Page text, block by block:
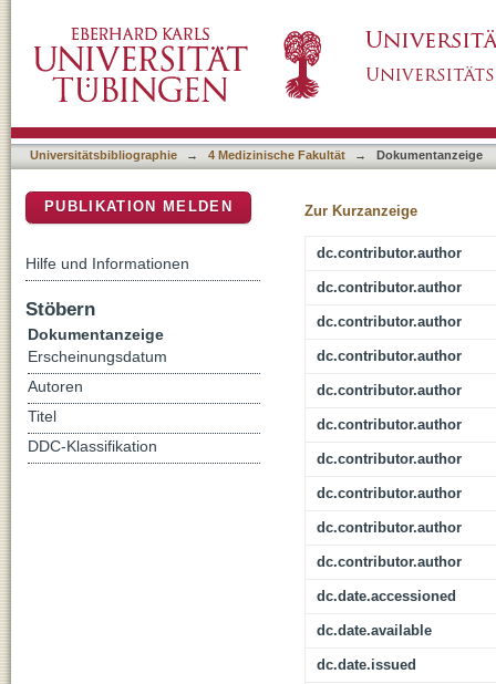
Universitätsbibliographie → 4 Medizinische Fakultät → Dokumentanzeige
Zur Kurzanzeige
dc.contributor.author
dc.contributor.author
dc.contributor.author
dc.contributor.author
dc.contributor.author
dc.contributor.author
dc.contributor.author
dc.contributor.author
dc.contributor.author
dc.contributor.author
dc.date.accessioned
dc.date.available
dc.date.issued
PUBLIKATION MELDEN
Hilfe und Informationen
Stöbern
Dokumentanzeige
Erscheinungsdatum
Autoren
Titel
DDC-Klassifikation